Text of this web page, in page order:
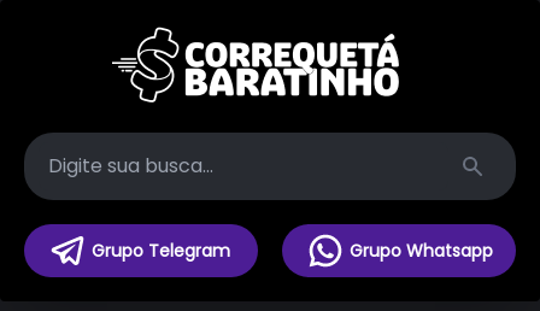
Search
Grupo Telegram Grupo Whatsapp